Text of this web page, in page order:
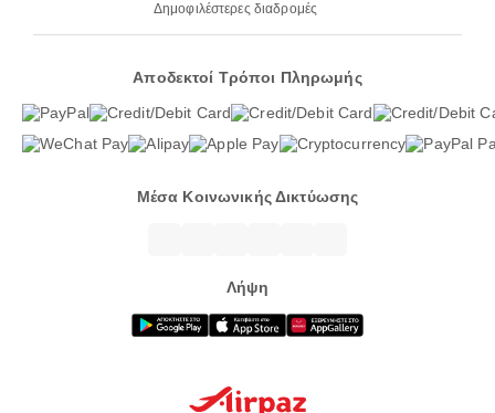
Δημοφιλέστερες διαδρομές
Αποδεκτοί Τρόποι Πληρωμής
Μέσα Κοινωνικής Δικτύωσης
Λήψη